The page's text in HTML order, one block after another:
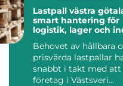
Lastpall västra
smart hantering för
logistik, lager och
Behovet av hållbara
prisvärda lastpallar
snabbt i takt med att
företag i Västsveri...